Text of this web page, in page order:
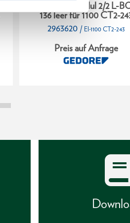
Schaumstoffmodul 2/2 L-
136 leer für 1100 CT2-
2963620 / EI-1100 CT2-243
Preis auf Anfrage